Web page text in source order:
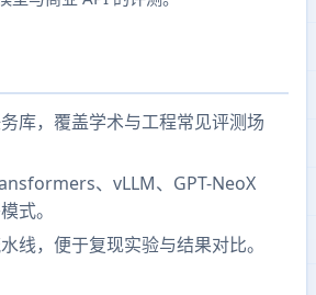
库，覆盖学术与工程常见评测场
、vLLM、GPT-NeoX
式。
线，便于复现实验与结果对比。